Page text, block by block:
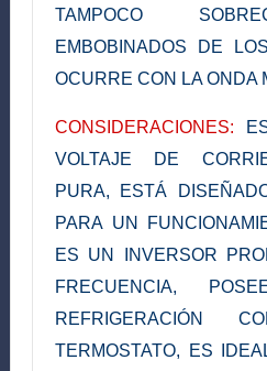
TAMPOCO
EMBOBINADOS DE
OCURRE CON LA ONDA
CONSIDERACIONES:
VOLTAJE DE
PURA, ESTÁ
PARA UN
ES UN INVERSOR
FRECUENCIA,
REFRIGERACIÓN
TERMOSTATO, ES